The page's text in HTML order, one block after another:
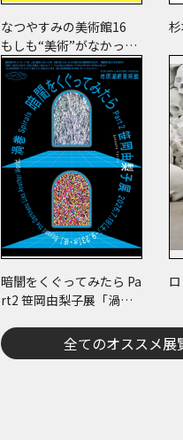
なつやすみの美術館16
もしも“美術”がなかった
ら
暗闇をくぐってみたら Pa
rt2 笹岡由梨子展「渦
全てのオススメ展